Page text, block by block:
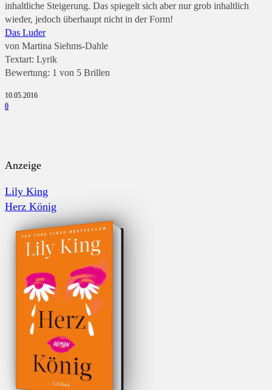
inhaltliche Steigerung. Das spiegelt sich aber nur grob inhaltlich
wieder, jedoch überhaupt nicht in der Form!
Das Luder
von Martina Siehms-Dahle
Textart: Lyrik
Bewertung: 1 von 5 Brillen
10.05.2016
0
Anzeige
Lily King
Herz König